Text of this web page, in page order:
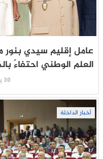
عامل إقليم سيدي بنور
العلم الوطني احتفاءً بالذكرى الـ27
30 يوليو 2026
أخبار الداخلة